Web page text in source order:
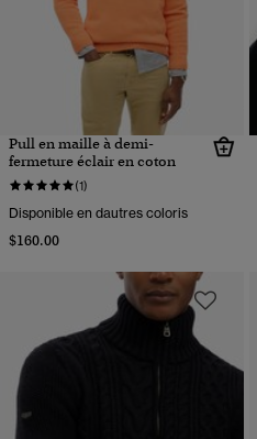
Pull en maille à demi-
fermeture éclair en coton
(1)
Disponible en dautres coloris
$160.00